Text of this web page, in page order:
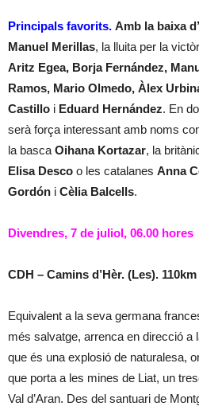
Principals favorits. Amb la baixa
Manuel Merillas, la lluita per la
Aritz Egea, Borja Fernández,
Ramos, Mario Olmedo, Àlex
Castillo i Eduard Hernández. En
serà força interessant amb noms
la basca Oihana Kortazar, la
Elisa Desco o les catalanes Anna
Gordón i Cèlia Balcells.
Divendres, 7 de juliol, 06.00 hores
CDH – Camins d’Hèr. (Les).
Equivalent a la seva germana
més salvatge, arrenca en direcció a
que és una explosió de naturalesa,
que porta a les mines de Liat, un
Val d’Aran. Des del santuari de